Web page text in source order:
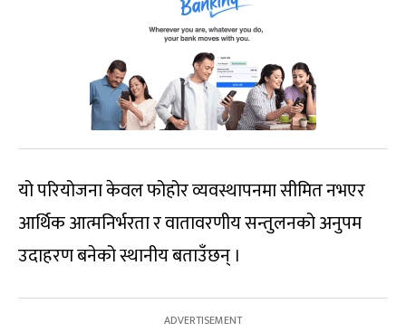
यो परियोजना केवल फोहोर व्यवस्थापनमा सीमित नभएर
आर्थिक आत्मनिर्भरता र वातावरणीय सन्तुलनको अनुपम
उदाहरण बनेको स्थानीय बताउँछन् ।